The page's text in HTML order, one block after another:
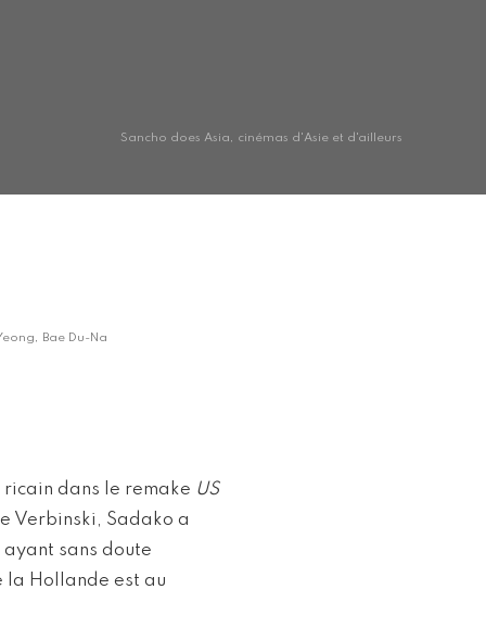
Sancho does Asia, cinémas d'Asie et d'ailleurs
Bae Du-Na
dans le remake US
Verbinski, Sadako a
sans doute
la Hollande est au